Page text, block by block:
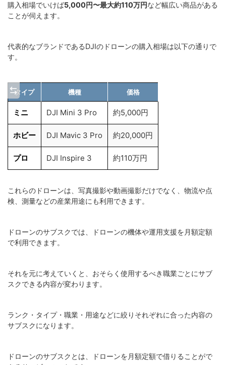
購入相場でいけば5,000円〜最大約110万円など幅広い商品がある
ことが伺えます。
代表的なブランドであるDJIのドローンの購入相場は以下の通りで
す。
タイプ 機種 価格
ミニ DJI Mini 3 Pro 約5,000円
ホビー DJI Mavic 3 Pro 約20,000円
プロ DJI Inspire 3 約110万円
これらのドローンは、写真撮影や動画撮影だけでなく、物流や点
検、測量などの産業用途にも利用できます。
ドローンのサブスクでは、ドローンの機体や運用支援を月額定額
で利用できます。
それを元に考えていくと、おそらく使用するべき職業ごとにサブ
スクできる内容が変わります。
ランク・タイプ・職業・用途などに絞りそれぞれに合った内容の
サブスクになります。
ドローンのサブスクとは、ドローンを月額定額で借りることがで